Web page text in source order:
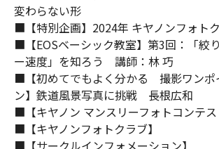
変わらない形
■【特別企画】2024年 キヤノンフォト
■【EOSベーシック教室】第3回：「絞
ー速度」を知ろう 講師：林 巧
■【初めてでもよく分かる 撮影ワンポ
ン】鉄道風景写真に挑戦 長根広和
■【キヤノン マンスリーフォトコンテス
■【キヤノンフォトクラブ】